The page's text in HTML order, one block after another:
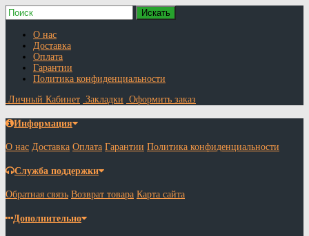
О нас
Доставка
Оплата
Гарантии
Политика конфиденциальности
Личный Кабинет Закладки Оформить заказ
Информация
О нас Доставка Оплата Гарантии Политика конфиденциальности
Служба поддержки
Обратная связь Возврат товара Карта сайта
Дополнительно